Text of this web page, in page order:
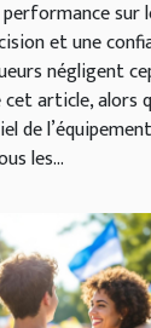
sur
et une
négligent
article, alors
de
les...